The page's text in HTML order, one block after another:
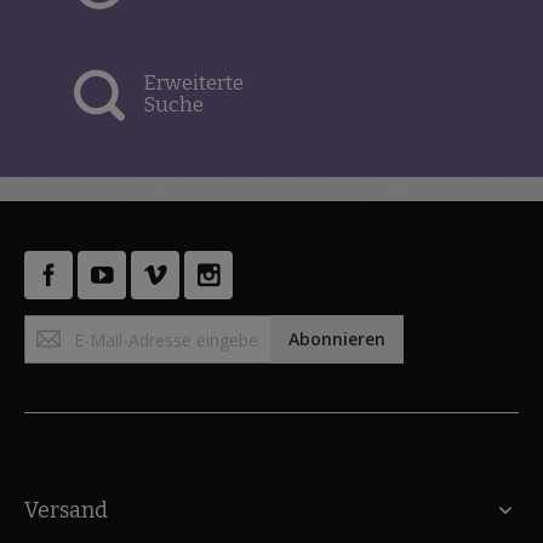
Erweiterte
Suche
Anmeldung
zum
Abonnieren
Versand